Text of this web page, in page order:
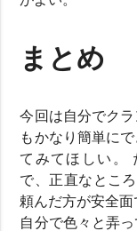
まとめ
今回は自分でク
もかなり簡単に
てみてほしい。
で、正直なとこ
頼んだ方が安全面
自分で色々と弄